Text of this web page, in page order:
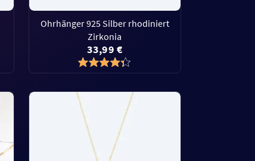
Ohrhänger 925 Silber rhodiniert
Zirkonia
33,99 €